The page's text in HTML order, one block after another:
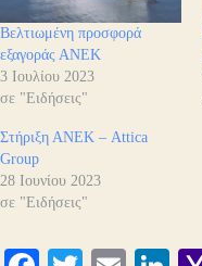
Βελτιωμένη προσφορά
εξαγοράς ΑΝΕΚ
3 Ιουλίου 2023
σε "Ειδήσεις"
Στήριξη ΑΝΕΚ – Attica
Group
28 Ιουνίου 2023
σε "Ειδήσεις"